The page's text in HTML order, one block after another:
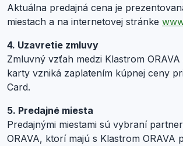
Aktuálna predajná cena je
miestach a na internetovej stránke
4. Uzavretie zmluvy
Zmluvný vzťah medzi Klastrom ORAVA
karty vzniká zaplatením kúpnej ceny
Card.
5. Predajné miesta
Predajnými miestami sú vybraní
ORAVA, ktorí majú s Klastrom ORAVA